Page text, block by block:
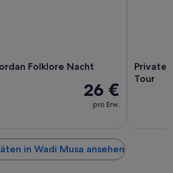
Folklore Nacht
26 €
pro Erw.
Private
Tour
in Wadi Musa ansehen